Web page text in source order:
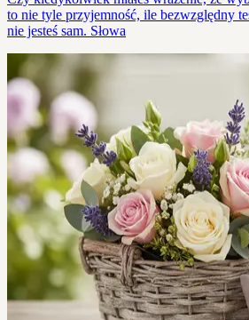
to nie tyle przyjemność, ile bezwzględny
nie jesteś sam. Słowa